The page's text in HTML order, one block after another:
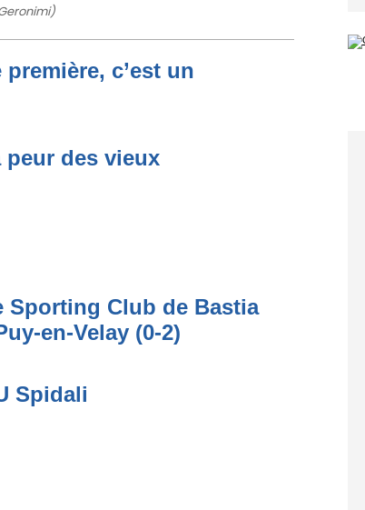
c’est un
peur des vieux
Sporting Club de Bastia
en-Velay (0-2)
Spidali